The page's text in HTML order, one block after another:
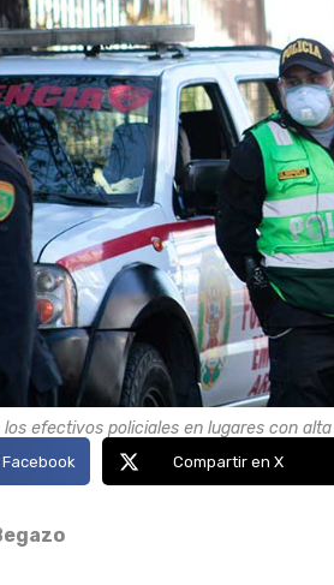
efectivos policiales en lugares con
Compartir en X